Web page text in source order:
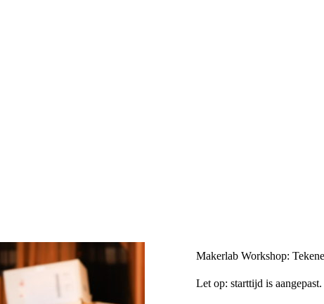
Makerlab Workshop:
Let op: starttijd is